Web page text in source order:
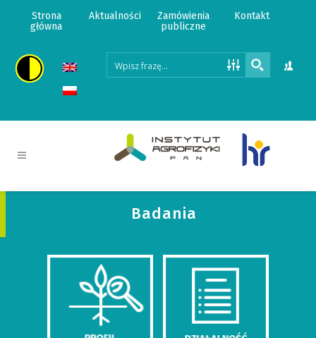
Strona
główna
Aktualności
Zamówienia
publiczne
Kontakt
Badania